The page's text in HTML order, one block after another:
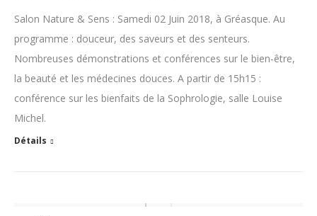
Salon Nature & Sens : Samedi 02 Juin 2018, à Gréasque. Au
programme : douceur, des saveurs et des senteurs.
Nombreuses démonstrations et conférences sur le bien-être,
la beauté et les médecines douces. A partir de 15h15 :
conférence sur les bienfaits de la Sophrologie, salle Louise
Michel.
Détails